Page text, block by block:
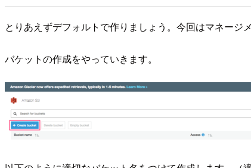
とりあえずデフォルトで作りましょう。今回はマネージ
バケットの作成をやっていきます。